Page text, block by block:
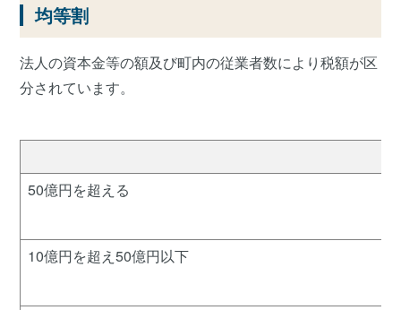
均等割
法人の資本金等の額及び町内の従業者数により税額が区
分されています。
50億円を超える
10億円を超え50億円以下